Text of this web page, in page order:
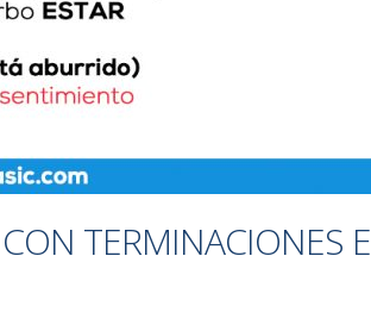
TERMINACIONES